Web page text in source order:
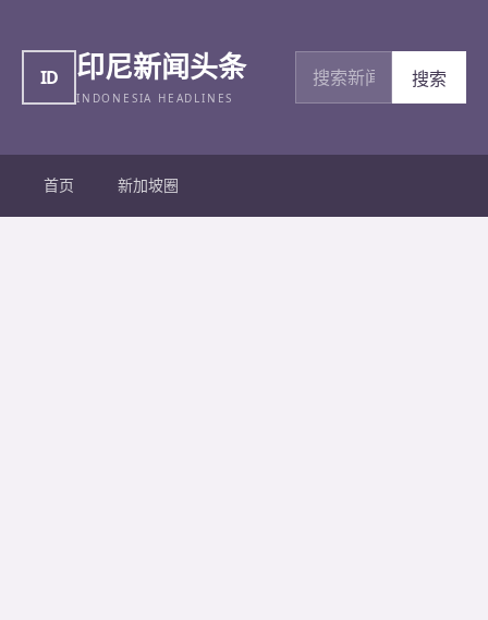
ID 印尼新闻头条
INDONESIA HEADLINES
搜索新闻
搜索
首页 新加坡圈